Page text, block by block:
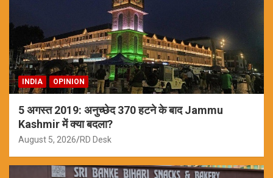
INDIA OPINION
5 अगस्त 2019: अनुच्छेद 370 हटने के बाद Jammu
Kashmir में क्या बदला?
August 5, 2026 RD Desk